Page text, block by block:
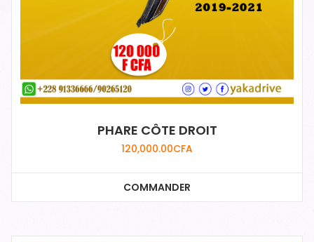
PHARE CÔTE DROIT
120,000.00CFA
COMMANDER